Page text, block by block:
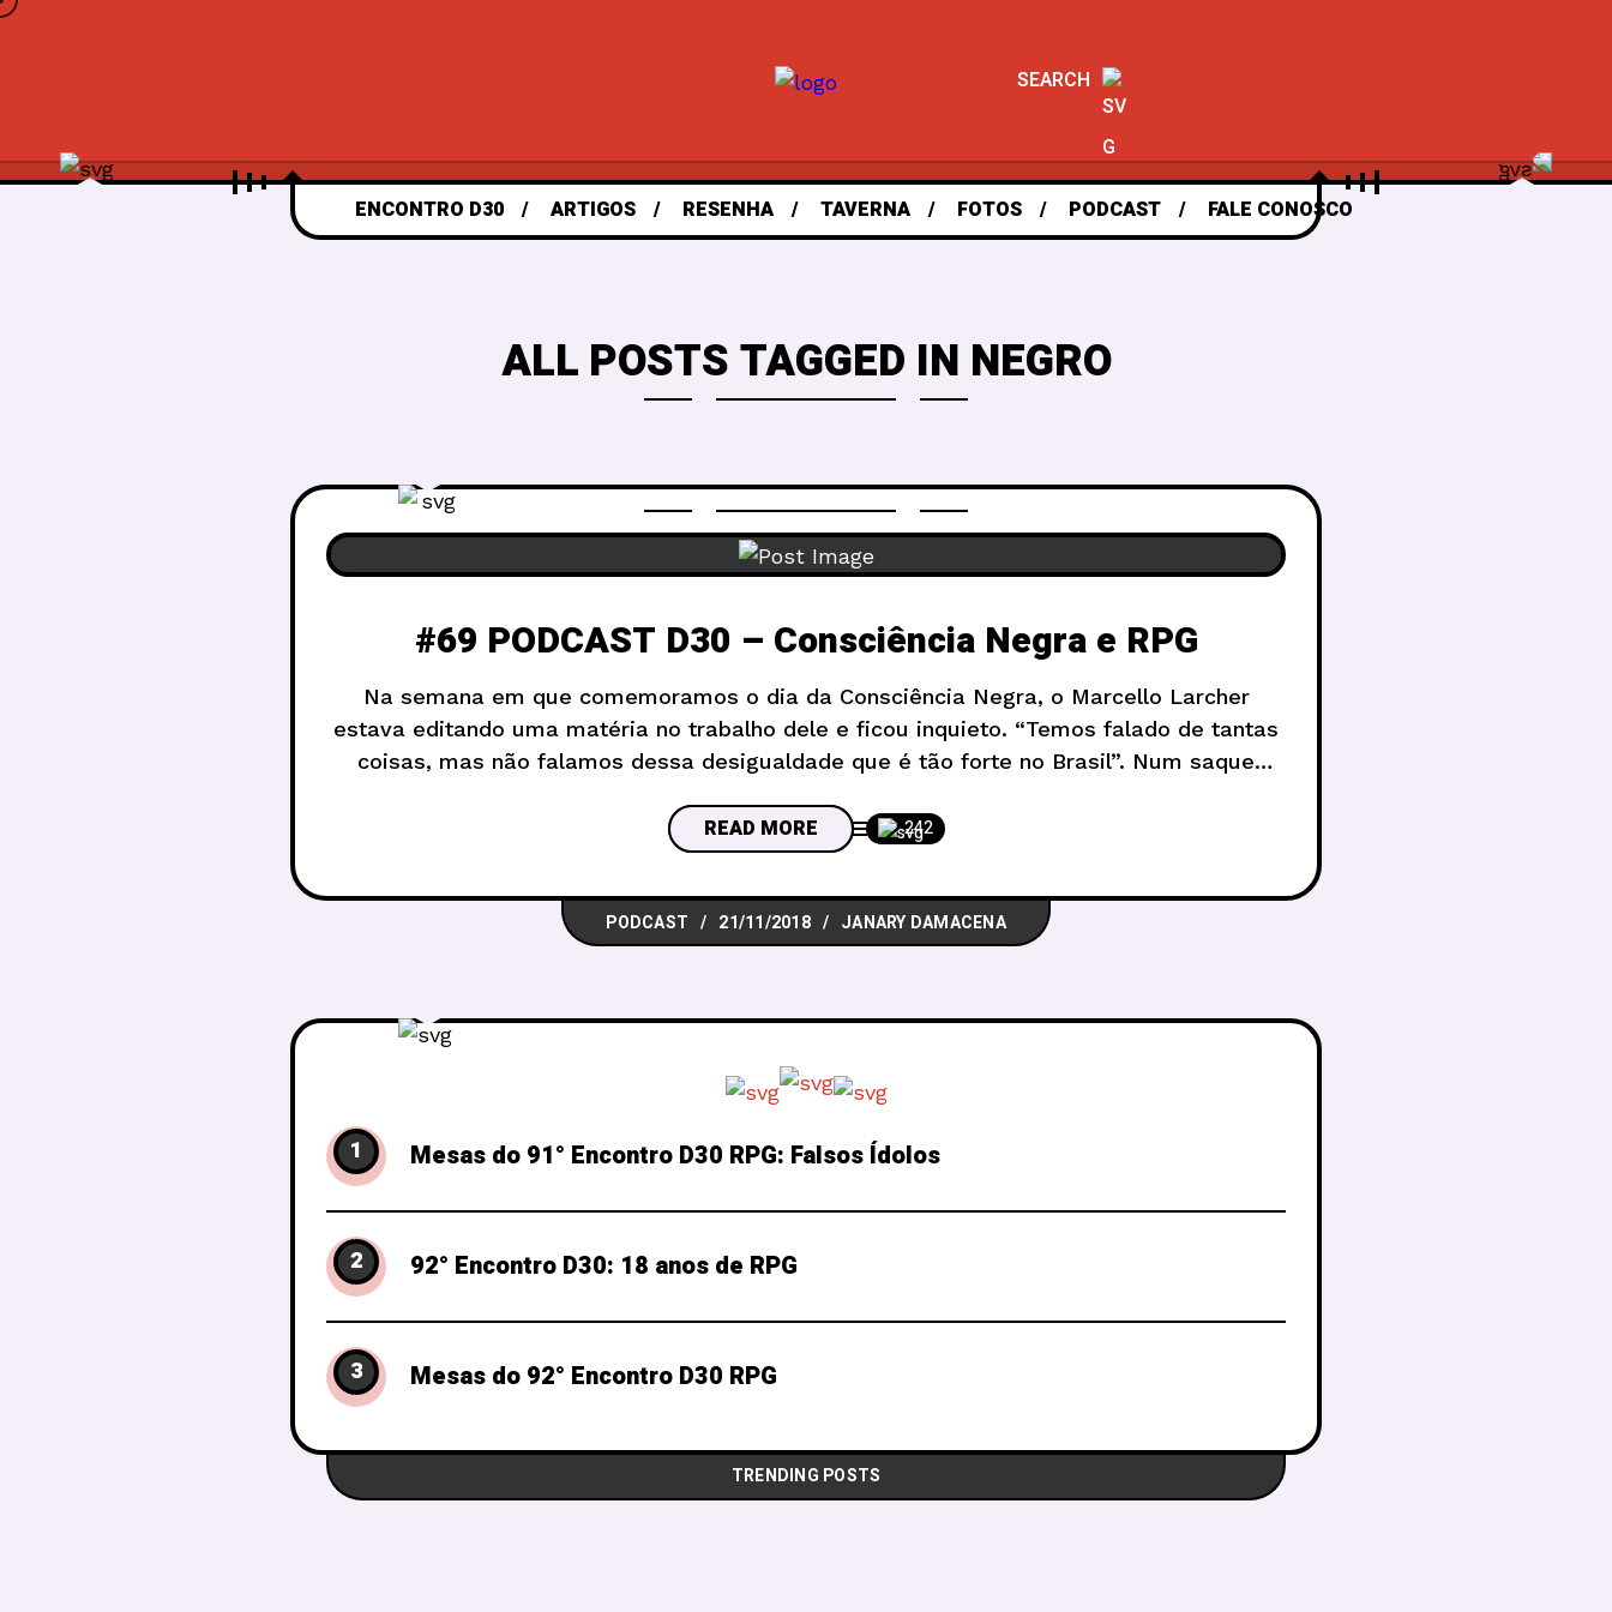
SEARCH
ENCONTRO D30 ARTIGOS RESENHA TAVERNA FOTOS PODCAST FALE CONOSCO
ALL POSTS TAGGED IN NEGRO
#69 PODCAST D30 – Consciência Negra e RPG
Na semana em que comemoramos o dia da Consciência Negra, o Marcello Larcher
estava editando uma matéria no trabalho dele e ficou inquieto. “Temos falado de tantas
coisas, mas não falamos dessa desigualdade que é tão forte no Brasil”. Num saque
READ MORE 242
PODCAST 21/11/2018 JANARY DAMACENA
1 Mesas do 91° Encontro D30 RPG: Falsos Ídolos
2 92° Encontro D30: 18 anos de RPG
3 Mesas do 92° Encontro D30 RPG
TRENDING POSTS